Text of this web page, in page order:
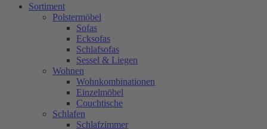
Sortiment
Polstermöbel
Sofas
Ecksofas
Schlafsofas
Sessel & Liegen
Wohnen
Wohnkombinationen
Einzelmöbel
Couchtische
Schlafen
Schlafzimmer